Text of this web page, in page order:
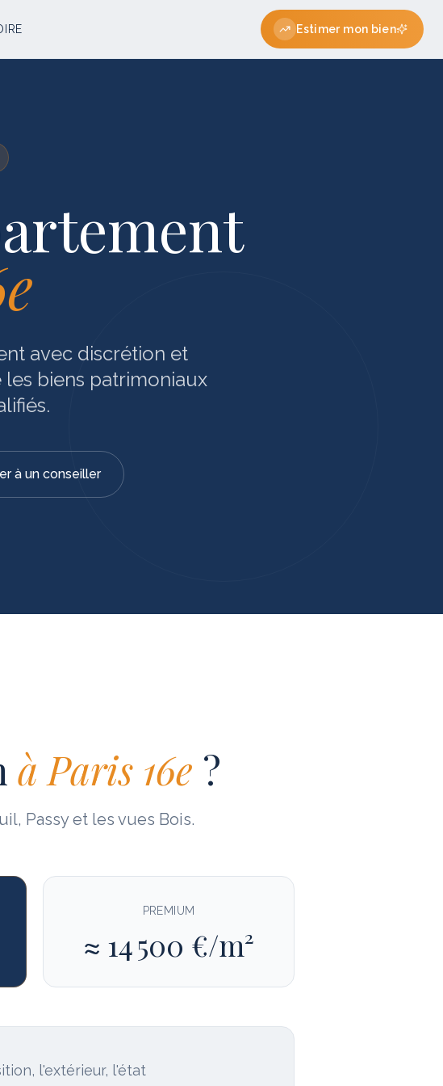
Estimer mon bien
avec discrétion et
biens patrimoniaux
à un conseiller
à Paris 16e ?
Passy et les vues Bois.
PREMIUM
≈ 14 500 €/m²
l'extérieur, l'état